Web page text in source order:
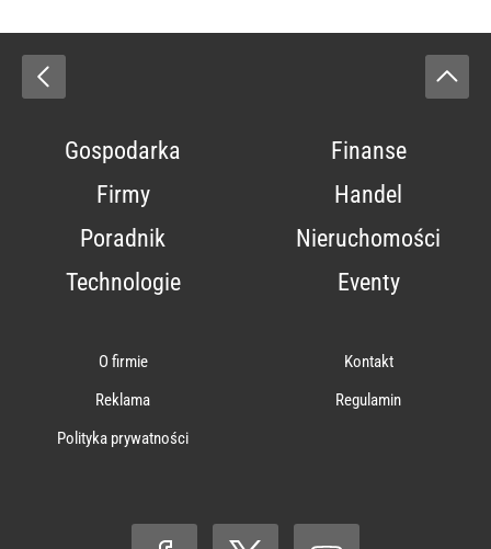
Gospodarka
Finanse
Firmy
Handel
Poradnik
Nieruchomości
Technologie
Eventy
O firmie
Kontakt
Reklama
Regulamin
Polityka prywatności